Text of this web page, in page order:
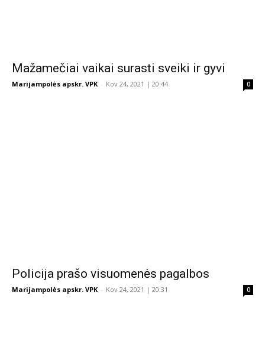
Mažamečiai vaikai surasti sveiki ir gyvi
Marijampolės apskr. VPK - Kov 24, 2021 | 20:44 0
Policija prašo visuomenės pagalbos
Marijampolės apskr. VPK - Kov 24, 2021 | 20:31 0